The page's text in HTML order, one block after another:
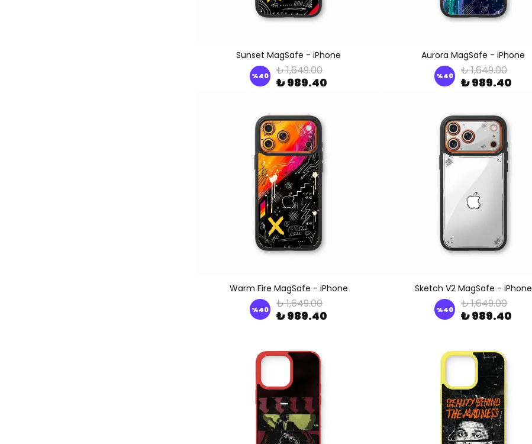
Sunset MagSafe - iPhone
%40 ₺ 1,649.00
₺ 989.40
Aurora MagSafe - iPhone
%40 ₺ 1,649.00
₺ 989.40
Warm Fire MagSafe - iPhone
%40 ₺ 1,649.00
₺ 989.40
Sketch V2 MagSafe - iPhone
%40 ₺ 1,649.00
₺ 989.40
SAFARİ GİZLİ SEKME
açılmayabilir.
Lütfen normal Safari
sekmesinden giriş yapın.